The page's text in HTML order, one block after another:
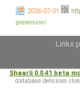
2026-07-01
preversion/
Links
Shaarli 0.0.41 beta
database delicious